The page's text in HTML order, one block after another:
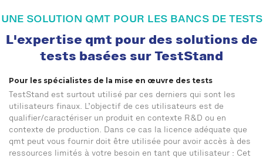
UNE SOLUTION QMT POUR LES BANCS DE TESTS
L'expertise qmt pour des solutions de
tests basées sur TestStand
Pour les spécialistes de la mise en œuvre des tests
TestStand est surtout utilisé par ces derniers qui sont les
utilisateurs finaux. L’objectif de ces utilisateurs est de
qualifier/caractériser un produit en contexte R&D ou en
contexte de production. Dans ce cas la licence adéquate que
qmt peut vous fournir doit être utilisée pour avoir accès à des
ressources limités à votre besoin en tant que utilisateur : Cet